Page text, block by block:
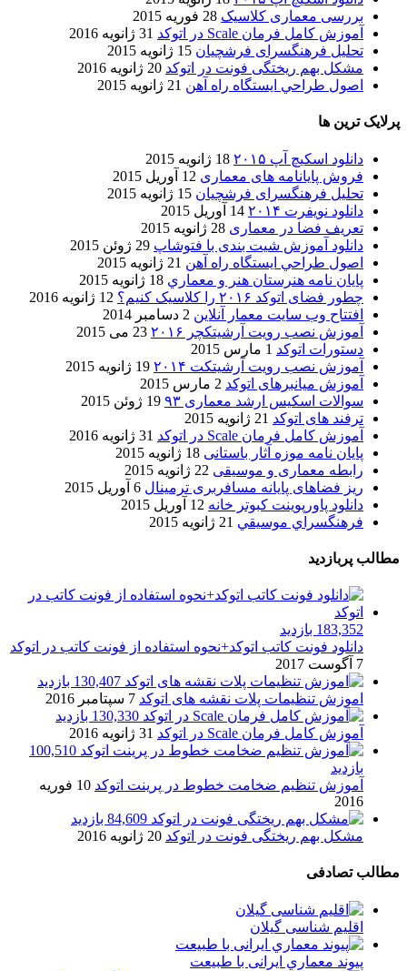
بررسی معماری کلاسیک 28 فوریه 2015
آموزش کامل فرمان Scale در اتوکد
31 ژانویه 2016
تحلیل فرهنگسرای فرشچیان 15 ژانویه 2015
مشکل بهم ریختگی فونت در اتوکد 20 ژانویه 2016
اصول طراحي ایستگاه راه آهن 21 ژانویه 2015
پرلایک ترین ها
دانلود اسکیچ آپ ۲۰۱۵
18 ژانویه 2015
فروش پایانامه های معماری 12 آوریل 2015
تحلیل فرهنگسرای فرشچیان 15 ژانویه 2015
دانلود نویفرت ۲۰۱۴
14 آوریل 2015
تعریف فضا در معماری 28 ژانویه 2015
دانلود آموزش شیت بندی با فتوشاپ 29 ژوئن 2015
اصول طراحي ایستگاه راه آهن 21 ژانویه 2015
پایان نامه هنرستان هنر و معماري 18 ژانویه 2015
چطور فضای اتوکد ۲۰۱۶ را کلاسیک کنیم؟
12 ژانویه 2016
افتتاح وب سایت معمار آنلاین 2 دسامبر 2014
آموزش نصب رویت آرشیتکچر ۲۰۱۶
23 می 2015
دستورات اتوکد 1 مارس 2015
آموزش نصب رویت آرشیتکت ۲۰۱۴
19 ژانویه 2015
آموزش میانبرهای اتوکد 2 مارس 2015
سوالات اسکیس ارشد معماری ۹۳
19 ژوئن 2015
ترفند های اتوکد 21 ژانویه 2015
آموزش کامل فرمان Scale در اتوکد
31 ژانویه 2016
پایان نامه موزه آثار باستانی 18 ژانویه 2015
رابطه معماری و موسیقی 22 ژانویه 2015
ریز فضاهای پایانه مسافربری ترمینال 6 آوریل 2015
دانلود پاورپوینت کبوتر خانه 12 آوریل 2015
فرهنگسراي موسيقي 21 ژانویه 2015
مطالب پربازدید
183,352 بازدید
دانلود فونت کاتب اتوکد+نحوه استفاده از فونت کاتب در اتوکد
7 آگوست 2017
130,407 بازدید
اموزش تنظیمات پلات نقشه های اتوکد 7 سپتامبر 2016
130,330 بازدید
آموزش کامل فرمان Scale در اتوکد
31 ژانویه 2016
100,510
بازدید
آموزش تنظیم ضخامت خطوط در پرینت اتوکد
10 فوریه
2016
84,609 بازدید
مشکل بهم ریختگی فونت در اتوکد 20 ژانویه 2016
مطالب تصادفی
اقلیم شناسی گیلان
پيوند معماري ایرانی با طبيعت